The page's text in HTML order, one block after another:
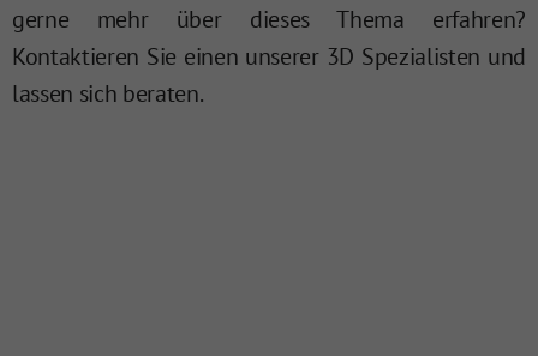
gerne mehr über dieses Thema erfahren?
Kontaktieren Sie einen unserer 3D Spezialisten und
lassen sich beraten.